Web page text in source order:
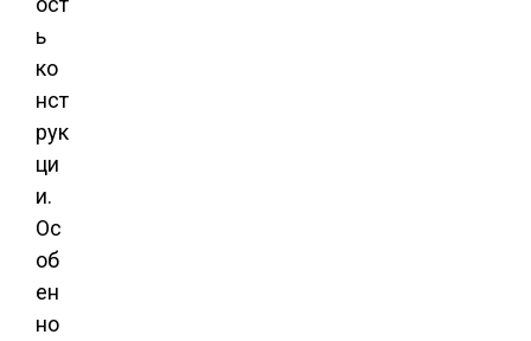
ь
ко
нст
рук
ци
и.
Ос
об
ен
но